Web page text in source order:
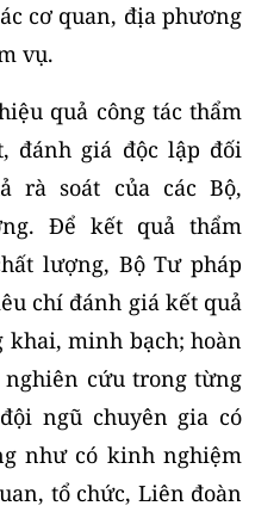
cơ quan, địa phương
vụ.
quả công tác thẩm
đánh giá độc lập đối
rà soát của các Bộ,
Để kết quả thẩm
lượng, Bộ Tư pháp
chí đánh giá kết quả
khai, minh bạch; hoàn
nghiên cứu trong từng
ngũ chuyên gia có
như có kinh nghiệm
tổ chức, Liên đoàn